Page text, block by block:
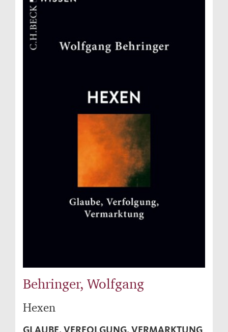
Behringer, Wolfgang
Hexen
GLAUBE, VERFOLGUNG, VERMARKTUNG